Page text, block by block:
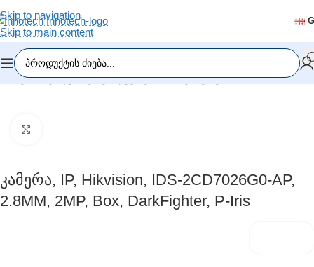
Skip to navigation
Skip to main content
მთავარი/ვიდეომეთვალყურეობა/IP კამერები
Კამერა, IP, Hikvision, IDS-2CD7026G0-AP,
2.8MM, 2MP, Box, DarkFighter, P-Iris